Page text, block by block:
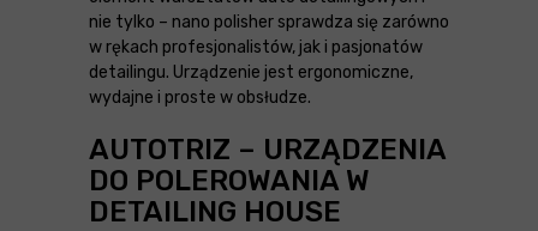
nie tylko – nano polisher sprawdza się zarówno
w rękach profesjonalistów, jak i pasjonatów
detailingu. Urządzenie jest ergonomiczne,
wydajne i proste w obsłudze.
AUTOTRIZ – URZĄDZENIA
DO POLEROWANIA W
DETAILING HOUSE